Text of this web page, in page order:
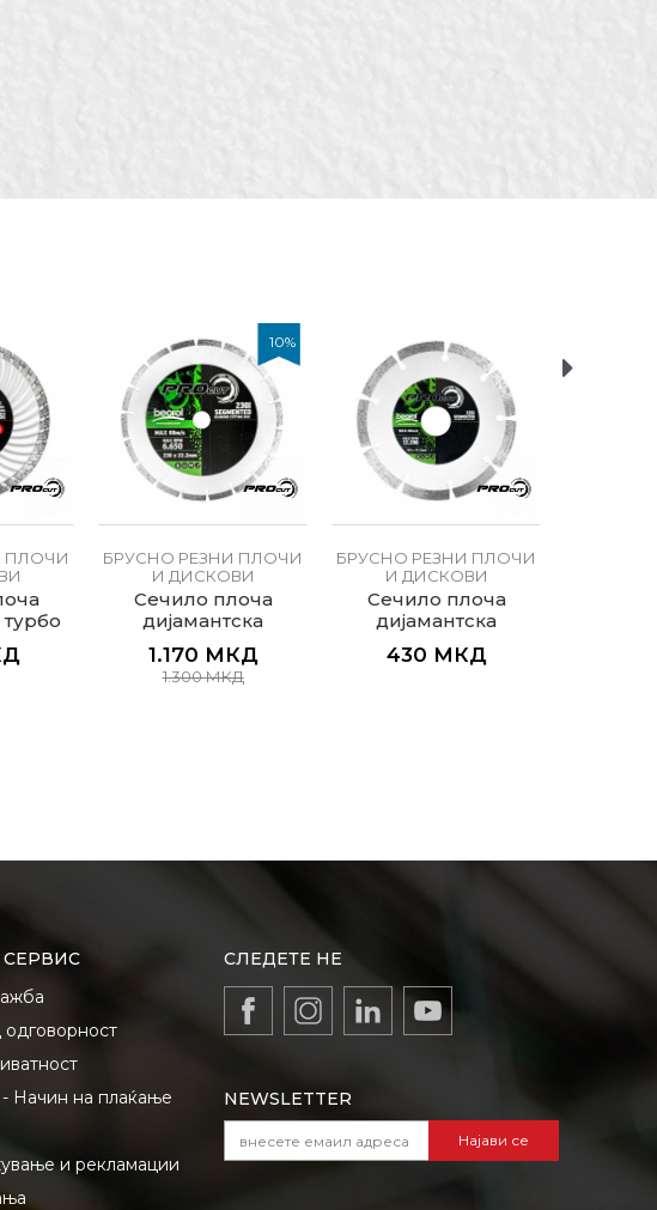
Каменорезци, Керамичари,
ПЛОЧИ
турбо
10%
БРУСНО РЕЗНИ ПЛОЧИ
И ДИСКОВИ
Сечило плоча
дијамантска
сегментна ø230мм
1.170 МКД
1.300МКД
БРУСНО РЕЗНИ ПЛОЧИ
И ДИСКОВИ
Сечило плоча
дијамантска
сегментна ø125мм
430 МКД
Начин на плаќање
и рекламации
СЛЕДЕТЕ НЕ
NEWSLETTER
Најави се